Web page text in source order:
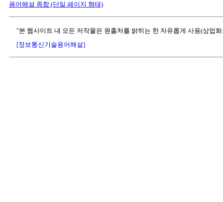
용어해설 종합 (단일 페이지 형태)
"본 웹사이트 내 모든 저작물은 원출처를 밝히는 한 자유롭게 사용(상업
[정보통신기술용어해설]